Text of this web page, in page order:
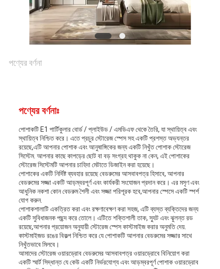
আবেদন
সাইট
গোপনীয়তা
নীতি
পণ্যের বর্ণনা
পণ্যের বর্ণনাঃ
পোশাকটি E1 পার্টিকুলার বোর্ড / প্লাইউড / এমডিএফ থেকে তৈরি, যা স্থায়িত্ব এবং
স্থায়িত্ব নিশ্চিত করে। এতে প্রচুর স্টোরেজ স্পেস সহ একটি প্রশস্ত অভ্যন্তর
রয়েছে,এটি আপনার পোশাক এবং আনুষাঙ্গিকের জন্য একটি নিখুঁত পোশাক স্টোরেজ
সিস্টেম. আপনার কাছে কাপড়ের ছোট বা বড় সংগ্রহ থাকুক না কেন, এই পোশাকের
স্টোরেজ সিস্টেমটি আপনার চাহিদা মেটাতে ডিজাইন করা হয়েছে।
পোশাকের একটি নির্দিষ্ট ব্যবহার রয়েছে বেডরুমের আসবাবপত্র হিসাবে, আপনার
বেডরুমের সজ্জা একটি আড়ম্বরপূর্ণ এবং কার্যকরী সংযোজন প্রদান করে। এর মসৃণ এবং
আধুনিক নকশা কোন বেডরুম শৈলী এবং সজ্জা পরিপূরক হবে,আপনার স্পেসে একটি স্পর্শ
যোগ করুন.
পোশাকশালাটি একত্রিত করা এবং রক্ষণাবেক্ষণ করা সহজ, এটি ব্যস্ত ব্যক্তিদের জন্য
একটি সুবিধাজনক পছন্দ করে তোলে। এটিতে শক্তিশালী তাক, স্যুট এবং ঝুলন্ত রড
রয়েছে,আপনার প্রয়োজন অনুযায়ী স্টোরেজ স্পেস কাস্টমাইজ করার অনুমতি দেয়.
কাস্টমাইজড রঙের বিকল্প নিশ্চিত করে যে পোশাকটি আপনার বেডরুমের সজ্জার সাথে
নিখুঁতভাবে মিলবে।
আমাদের স্টোরেজ ওয়ারড্রোব বেডরুমের আসবাবপত্র ওয়ারড্রোবে বিনিয়োগ করা
একটি স্মার্ট সিদ্ধান্ত যে কেউ একটি নির্ভরযোগ্য এবং আড়ম্বরপূর্ণ পোশাক ওয়ারড্রোব